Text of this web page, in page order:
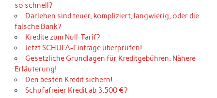
so schnell?
Darlehen sind teuer, kompliziert, langwierig, oder die
falsche Bank?
Kredite zum Null-Tarif?
Jetzt SCHUFA-Einträge überprüfen!
Gesetzliche Grundlagen für Kreditgebühren: Nähere
Erläuterung!
Den besten Kredit sichern!
Schufafreier Kredit ab 3.500 €?